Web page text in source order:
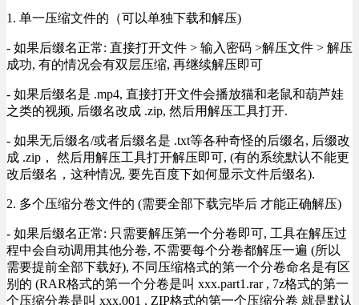
1. 单一压缩文件的（可以单独下载和解压)
- 如果后缀名正常: 直接打开文件 > 输入密码 >解压文件 > 解压
成功, 有的情况会有双层压缩, 再继续解压即可
- 如果后缀名是 .mp4, 直接打开文件会播放猫和老鼠和葫芦娃
之类的视频, 后缀名改成 .zip, 然后用解压工具打开.
- 如果无后缀名/或者后缀名是 .txt等各种奇怪的后缀名, 后缀改
成 .zip， 然后用解压工具打开解压即可, (有的系统默认不能更
改后缀名，这种情况, 要先百度下如何显示文件后缀名).
2. 多个压缩分卷文件的 (需要全部下载完毕后 才能正确解压)
- 如果后缀名正常: 只需要解压第一个分卷即可, 工具在解压过
程中会自动调用其他分卷, 不需要每个分卷都解压一遍 (所以
需要提前全部下载好), 不同压缩格式的第一个分卷命名是有区
别的 (RAR格式的第一个分卷是叫 xxx.part1.rar , 7z格式的第一
个压缩分卷是叫 xxx.001 , ZIP格式的第一个压缩分卷 就是默认